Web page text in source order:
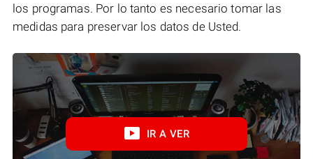
los programas. Por lo tanto es necesario tomar las
medidas para preservar los datos de Usted.
IR A VER